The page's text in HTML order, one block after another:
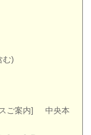
む)
スご案内] 中央本